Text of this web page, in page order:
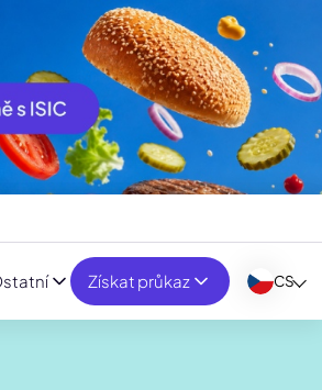
Získat průkaz CS